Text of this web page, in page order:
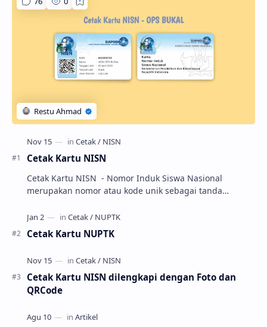
Cetak Kartu NISN
Cetak Kartu NISN - Nomor Induk Siswa Nasional
merupakan nomor atau kode unik sebagai tanda
Cetak Kartu NUPTK
Cetak Kartu NISN dilengkapi dengan Foto dan
QRCode